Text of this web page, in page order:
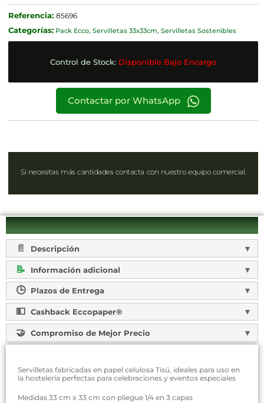
Referencia: 85696
Categorías: Pack Ecco, Servilletas 33x33cm, Servilletas Sostenibles
Control de Stock: Disponible Bajo Encargo
Contactar por WhatsApp
Si necesitas más cantidades contacta con nuestro equipo comercial.
Descripción
Información adicional
Plazos de Entrega
Cashback Eccopaper®
Compromiso de Mejor Precio
Servilletas fabricadas en papel celulosa Tisú, ideales para uso en
la hostelería perfectas para celebraciones y eventos especiales
Medidas 33 cm x 33 cm con pliegue 1/4 en 3 capas